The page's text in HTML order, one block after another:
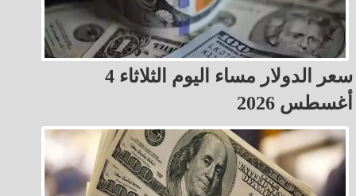
سعر الدولار مساء اليوم الثلاثاء 4
أغسطس 2026